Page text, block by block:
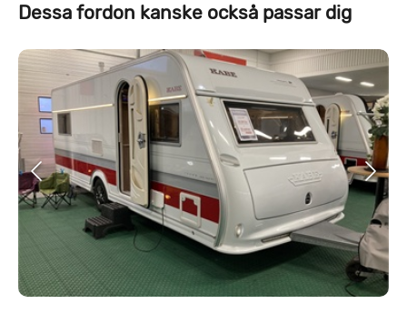
Dessa fordon kanske också passar dig